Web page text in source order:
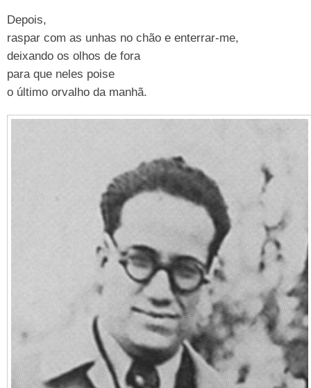
Depois,
raspar com as unhas no chão e enterrar-me,
deixando os olhos de fora
para que neles poise
o último orvalho da manhã.